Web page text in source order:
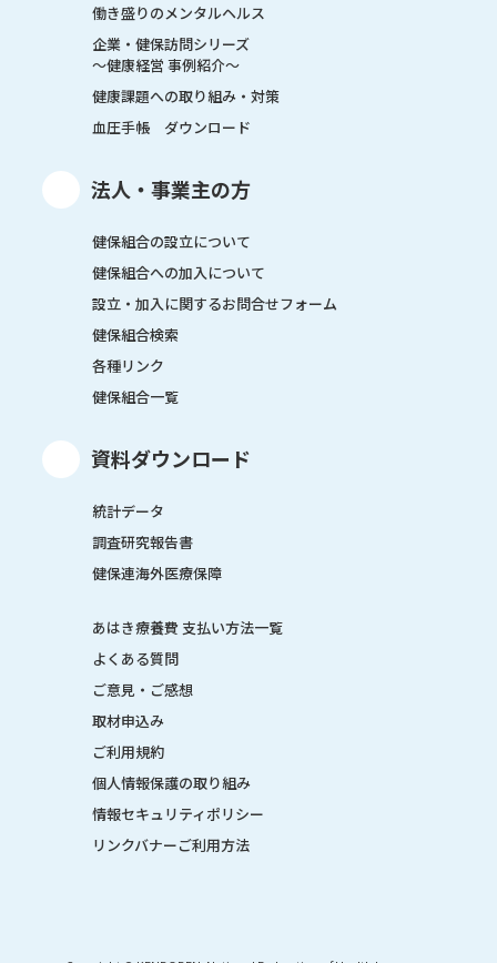
働き盛りのメンタルヘルス
企業・健保訪問シリーズ
～健康経営 事例紹介～
健康課題への取り組み・対策
血圧手帳 ダウンロード
法人・事業主の方
健保組合の設立について
健保組合への加入について
設立・加入に関するお問合せフォーム
健保組合検索
各種リンク
健保組合一覧
資料ダウンロード
統計データ
調査研究報告書
健保連海外医療保障
あはき療養費 支払い方法一覧
よくある質問
ご意見・ご感想
取材申込み
ご利用規約
個人情報保護の取り組み
情報セキュリティポリシー
リンクバナーご利用方法